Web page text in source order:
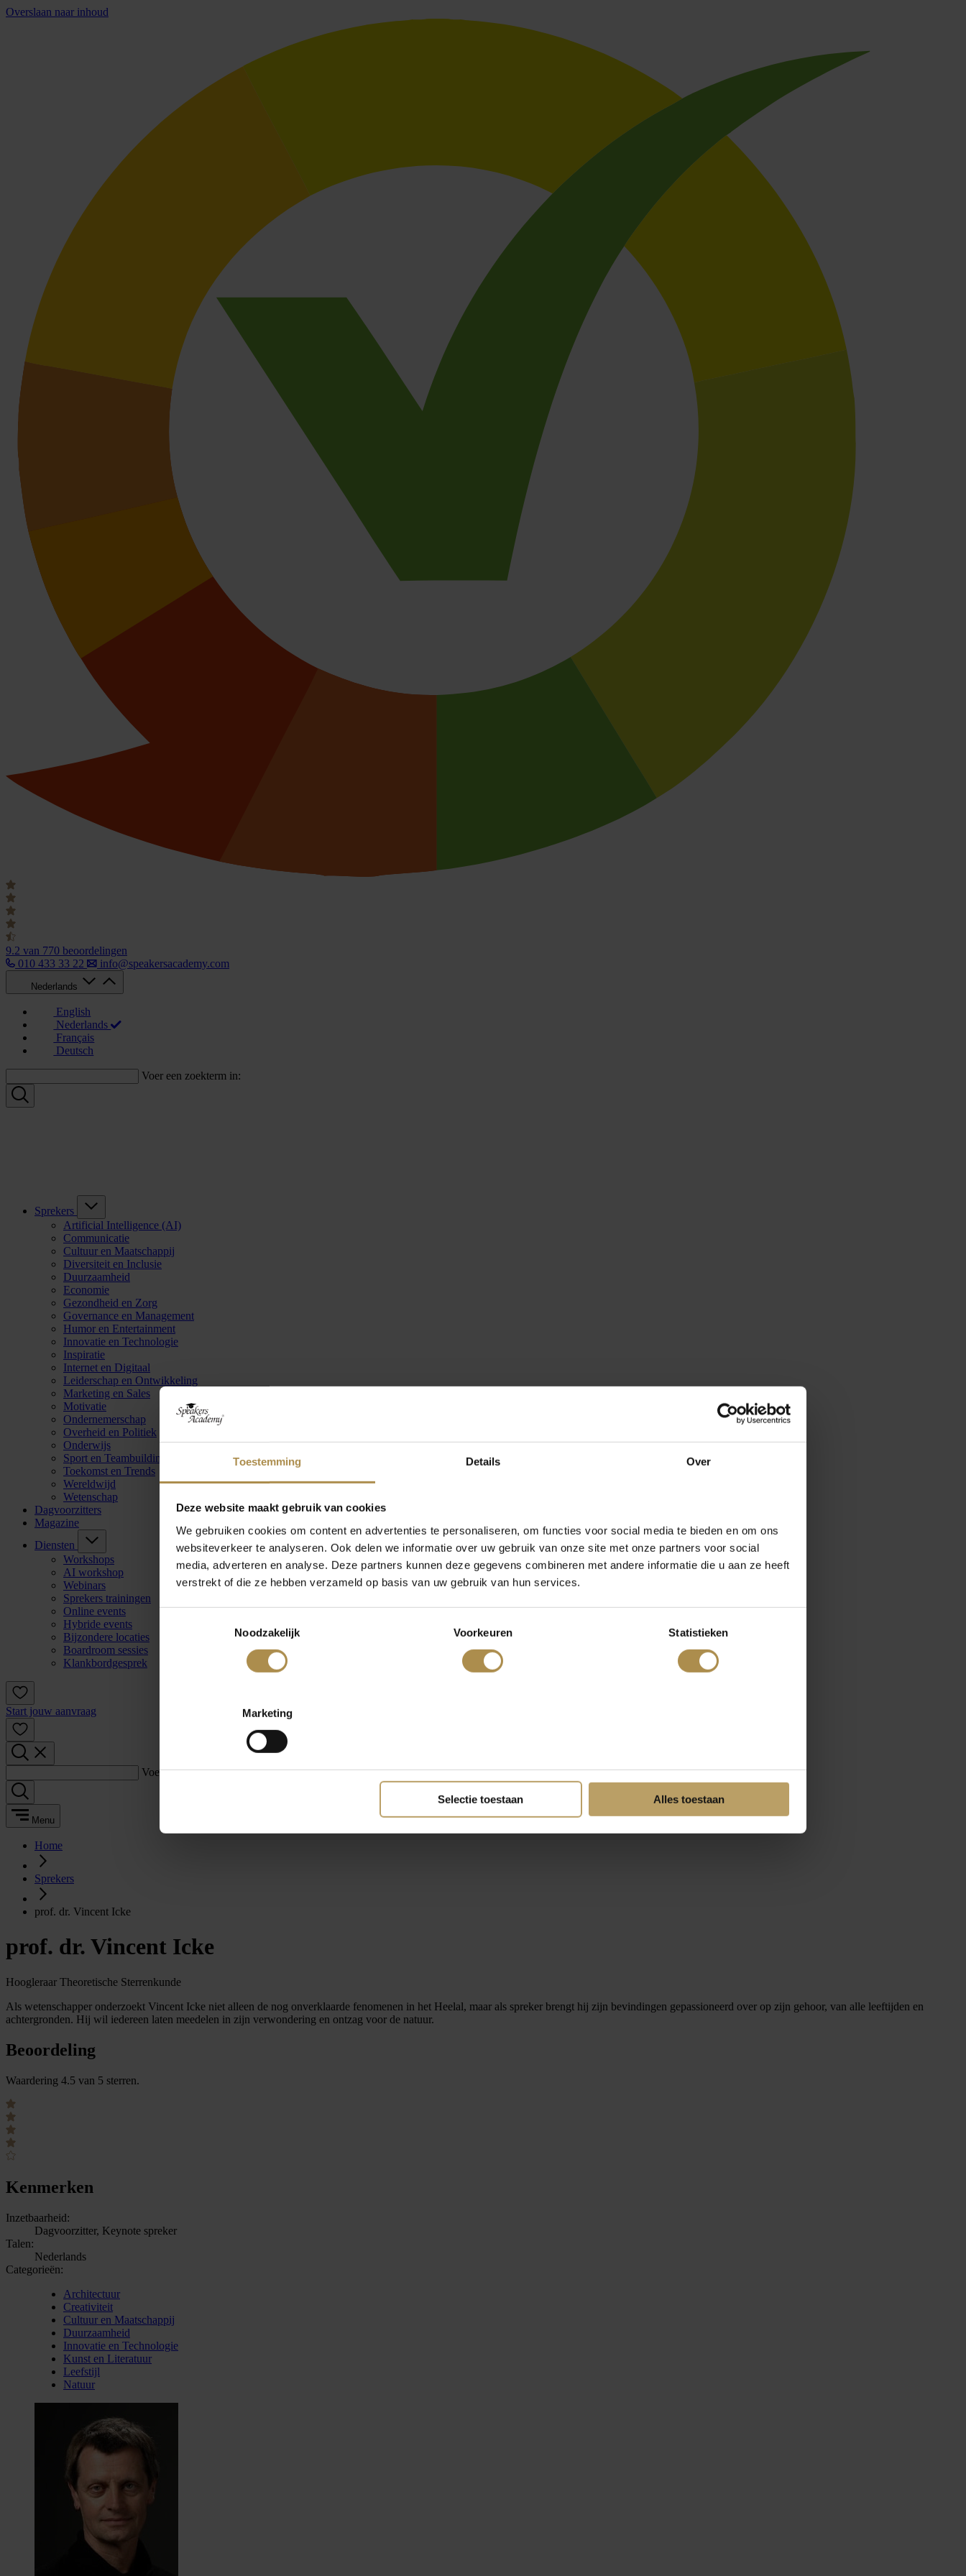
Toestemming Details Over
Deze website maakt gebruik van cookies
We gebruiken cookies om content en advertenties te personaliseren, om functies voor social media te bieden en om ons
websiteverkeer te analyseren. Ook delen we informatie over uw gebruik van onze site met onze partners voor social
media, adverteren en analyse. Deze partners kunnen deze gegevens combineren met andere informatie die u aan ze heeft
verstrekt of die ze hebben verzameld op basis van uw gebruik van hun services.
Noodzakelijk
Voorkeuren Statistieken
Marketing
Selectie toestaan Alles toestaan
Overslaan naar inhoud
9.2 van 770 beoordelingen
010 433 33 22
info@speakersacademy.com
Nederlands
English
Nederlands
Français
Deutsch
Voer een zoekterm in:
Sprekers
Artificial Intelligence (AI)
Communicatie
Cultuur en Maatschappij
Diversiteit en Inclusie
Duurzaamheid
Economie
Gezondheid en Zorg
Governance en Management
Humor en Entertainment
Innovatie en Technologie
Inspiratie
Internet en Digitaal
Leiderschap en Ontwikkeling
Marketing en Sales
Motivatie
Ondernemerschap
Overheid en Politiek
Onderwijs
Sport en Teambuilding
Toekomst en Trends
Wereldwijd
Wetenschap
Dagvoorzitters
Magazine
Diensten
Workshops
AI workshop
Webinars
Sprekers trainingen
Online events
Hybride events
Bijzondere locaties
Boardroom sessies
Klankbordgesprek
Start jouw aanvraag
Voer een zoekterm in:
Menu
Home
Sprekers
prof. dr. Vincent Icke
prof. dr. Vincent Icke
Hoogleraar Theoretische Sterrenkunde
Als wetenschapper onderzoekt Vincent Icke niet alleen de nog onverklaarde fenomenen in het Heelal, maar als spreker brengt hij zijn bevindingen gepassioneerd over op zijn gehoor, van alle leeftijden en
achtergronden. Hij wil iedereen laten meedelen in zijn verwondering en ontzag voor de natuur.
Beoordeling
Waardering 4.5 van 5 sterren.
Kenmerken
Inzetbaarheid:
Dagvoorzitter, Keynote spreker
Talen:
Nederlands
Categorieën:
Architectuur
Creativiteit
Cultuur en Maatschappij
Duurzaamheid
Innovatie en Technologie
Kunst en Literatuur
Leefstijl
Natuur